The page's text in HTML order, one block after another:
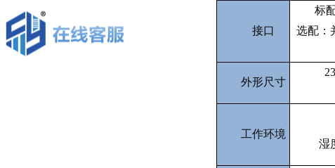
接口
标
选配：
外形尺寸
工作环境
湿